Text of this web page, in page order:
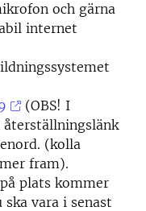
och gärna
internet
(OBS! I
återställningslänk
(kolla
fram).
plats kommer
vara i senast